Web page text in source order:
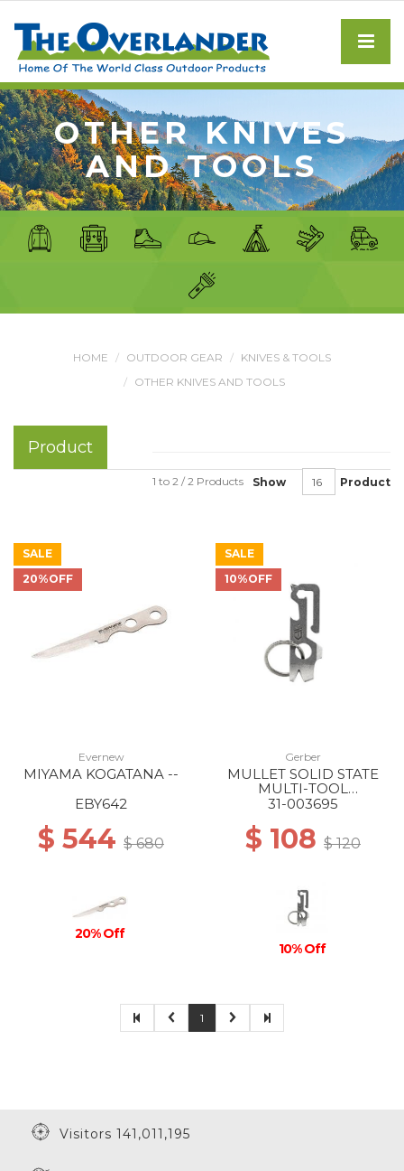
OTHER KNIVES
AND TOOLS
HOME OUTDOOR GEAR
KNIVES & TOOLS
OTHER KNIVES AND TOOLS
Product
Show Product
1 to 2 / 2 Products
SALE
20%OFF
Evernew
MIYAMA KOGATANA --
EBY642
$ 544 $ 680
20% Off
SALE
10%OFF
Gerber
MULLET SOLID STATE
MULTI-TOOL
STONEWASH
31-003695
$ 108 $ 120
10% Off
1
Visitors 141,011,195